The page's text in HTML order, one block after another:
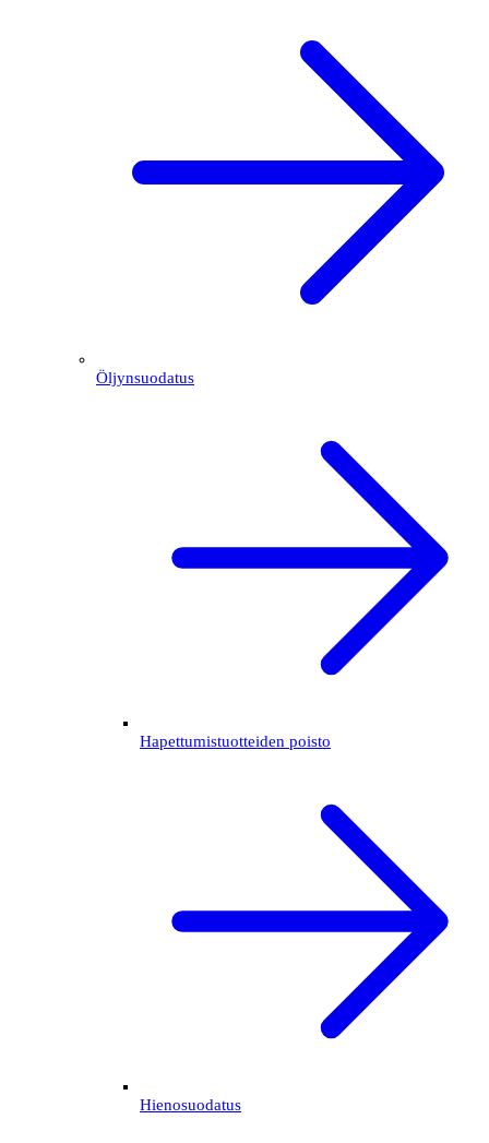
Öljynsuodatus
Hapettumistuotteiden poisto
Hienosuodatus